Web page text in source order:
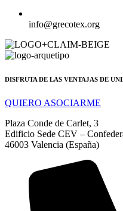
info@grecotex.org
DISFRUTA DE LAS VENTAJAS DE
QUIERO ASOCIARME
Plaza Conde de Carlet, 3
Edificio Sede CEV –
46003 Valencia (España)